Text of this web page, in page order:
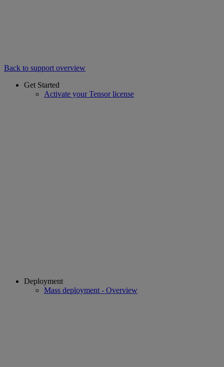
Back to support overview
Get Started
Activate your Tensor license
Deployment
Mass deployment - Overview